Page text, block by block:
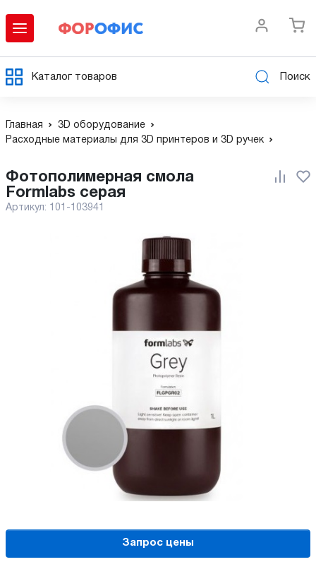
Каталог товаров Поиск
Главная
3D оборудование
Расходные материалы для 3D принтеров и 3D ручек
Фотополимерная смола
Formlabs серая
Артикул: 101-103941
Запрос цены